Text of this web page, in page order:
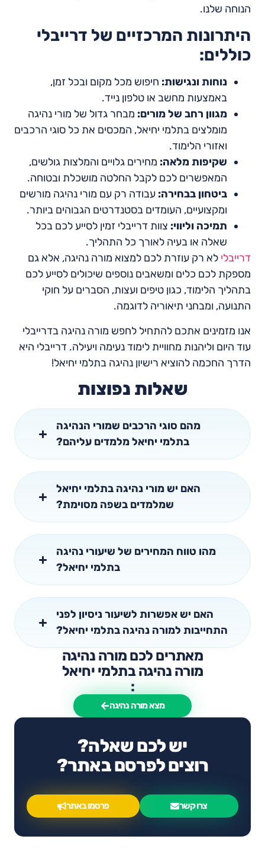
הנוחה שלנו.
היתרונות המרכזיים של דרייבלי
כוללים:
נוחות ונגישות: חיפוש מכל מקום ובכל זמן,
באמצעות מחשב או טלפון נייד.
מגוון רחב של מורים: מבחר גדול של מורי נהיגה
מומלצים בתלמי יחיאל, המכסים את כל סוגי הרכבים
ואזורי הלימוד.
שקיפות מלאה: מחירים גלויים והמלצות גולשים,
המאפשרים לכם לקבל החלטה מושכלת ובטוחה.
ביטחון בבחירה: עבודה רק עם מורי נהיגה מורשים
ומקצועיים, העומדים בסטנדרטים הגבוהים ביותר.
תמיכה וליווי: צוות דרייבלי זמין לסייע לכם בכל
שאלה או בעיה לאורך כל התהליך.
דרייבלי לא רק עוזרת לכם למצוא מורה נהיגה, אלא גם
מספקת לכם כלים ומשאבים נוספים שיכולים לסייע לכם
בתהליך הלימוד, כגון טיפים ועצות, הסברים על חוקי
התנועה, ומבחני תיאוריה לדוגמה.
אנו מזמינים אתכם להתחיל לחפש מורה נהיגה בדרייבלי
עוד היום וליהנות מחוויית לימוד נעימה ויעילה. דרייבלי היא
הדרך החכמה להוציא רישיון נהיגה בתלמי יחיאל!
שאלות נפוצות
מהם סוגי הרכבים שמורי הנהיגה
בתלמי יחיאל מלמדים עליהם?
האם יש מורי נהיגה בתלמי יחיאל
שמלמדים בשפה מסוימת?
מהו טווח המחירים של שיעורי נהיגה
בתלמי יחיאל?
האם יש אפשרות לשיעור ניסיון לפני
התחייבות למורה נהיגה בתלמי יחיאל?
מאתרים לכם מורה נהיגה
מורה נהיגה בתלמי יחיאל
:
מצא מורה נהיגה
יש לכם שאלה?
רוצים לפרסם באתר?
צרו קשר פרסמו באתר